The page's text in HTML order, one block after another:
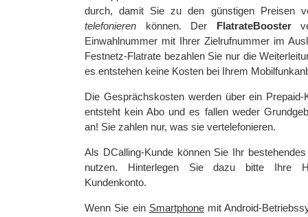
durch, damit Sie zu den günstigen Preisen
telefonieren können. Der FlatrateBooster
Einwahlnummer mit Ihrer Zielrufnummer im
Festnetz-Flatrate bezahlen Sie nur die
es entstehen keine Kosten bei Ihrem
Die Gesprächskosten werden über ein Prepaid-
entsteht kein Abo und es fallen weder
an! Sie zahlen nur, was sie vertelefonieren.
Als DCalling-Kunde können Sie Ihr
nutzen. Hinterlegen Sie dazu bitte Ihre
Kundenkonto.
Wenn Sie ein Smartphonemit Android-